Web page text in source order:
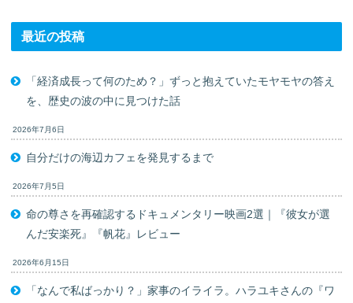
最近の投稿
「経済成長って何のため？」ずっと抱えていたモヤモヤの答え
を、歴史の波の中に見つけた話
2026年7月6日
自分だけの海辺カフェを発見するまで
2026年7月5日
命の尊さを再確認するドキュメンタリー映画2選｜『彼女が選
んだ安楽死』『帆花』レビュー
2026年6月15日
「なんで私ばっかり？」家事のイライラ。ハラユキさんの『ワ